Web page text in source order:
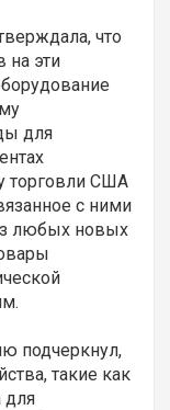
что
на эти
для
торговли США
с ними
любых новых
подчеркнул,
такие как
для